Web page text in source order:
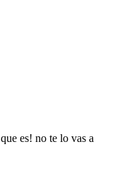
es! no te lo vas a